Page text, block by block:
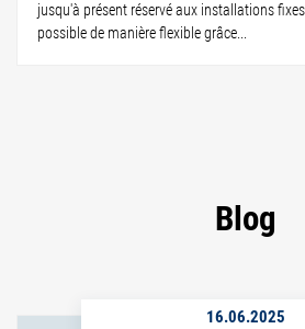
jusqu'à présent réservé aux installations
possible de manière flexible grâce...
Blog
16.06.2025